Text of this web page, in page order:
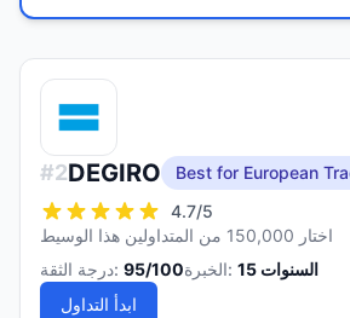
#2DEGIRO
Best for European
4.7/5
اختار 150,000 من المتداولين هذا الوسيط
درجة الثقة: 95/100 الخبرة: 15 السنوات
ابدأ التداول